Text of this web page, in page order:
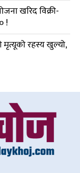
खरिद विक्री-
!
मृत्यूको रहस्य खुल्यो,